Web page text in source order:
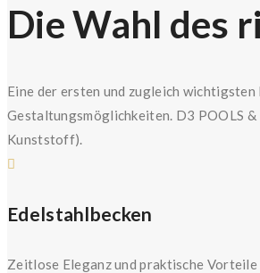
Die Wahl des
Eine der ersten und zugleich
Gestaltungsmöglichkeiten. D3 POOLS
Kunststoff).
Edelstahlbecken
Zeitlose Eleganz und praktische Vorteile